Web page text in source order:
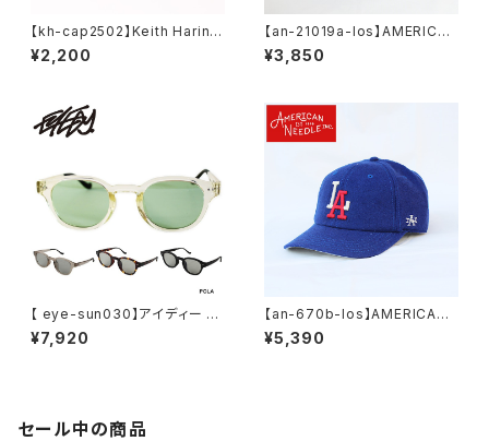
【kh-cap2502】Keith Haring
キースヘリング アート 刺繍 ア
ート ローキャップ 帽子 メンズキ
かわいい 可愛い 黒 ブラック ア
ウトドア 人気 ブランド 中学生
¥2,200
【an-21019a-los】AMERICAN
NEEDLE アメリカンニードル ニ
ットキャップ ニット帽 Minor Le
ンズ レディース
¥3,850
【 eye-sun030】アイディー 【E
YEDY】 偏光機能サングラス 反
射光防止 紫外線 クリア スモー
¥7,920
【an-670b-los】AMERICAN
NEEDLE アメリカンニードル M
INOR LEAGUE BASEBALL C
¥5,390
セール中の商品